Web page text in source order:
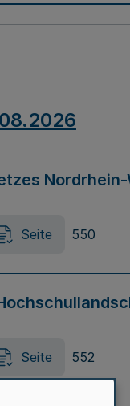
Seite 550
Seite 552